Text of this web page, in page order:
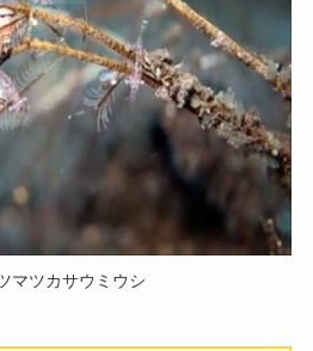
マツカサウミウシ